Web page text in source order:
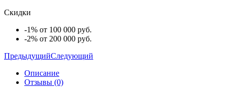
Скидки
-1% от 100 000 руб.
-2% от 200 000 руб.
ПредыдущийСледующий
Описание
Отзывы (0)